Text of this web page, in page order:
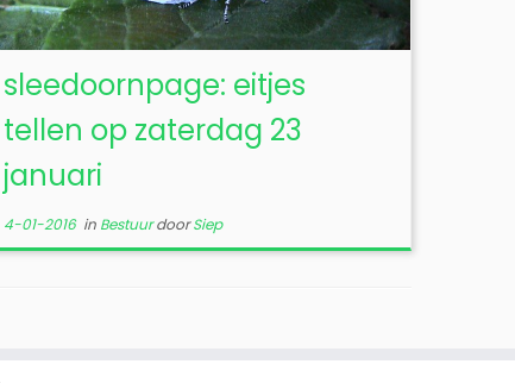
sleedoornpage: eitjes
tellen op zaterdag 23
januari
4-01-2016in BestuurdoorSiep